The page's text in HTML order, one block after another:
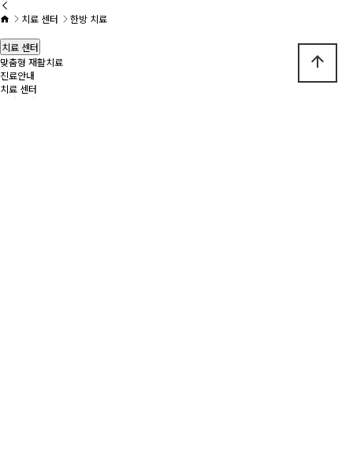
치료 센터
한방 치료
치료 센터
맞춤형 재활치료
진료안내
치료 센터
병원소개
arrow_upward